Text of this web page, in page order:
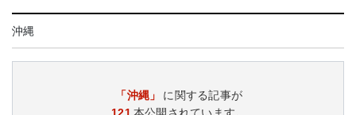
沖縄
「沖縄」
に関する記事が
121本公開されています。